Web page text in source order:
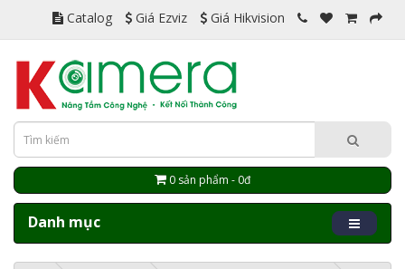
Catalog Giá Ezviz Giá Hikvision
0 sản phẩm - 0đ
Danh mục